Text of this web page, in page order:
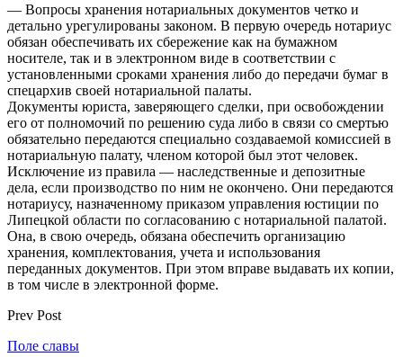
— Вопросы хранения нотариальных документов четко и
детально урегулированы законом. В первую очередь нотариус
обязан обеспечивать их сбережение как на бумажном
носителе, так и в электронном виде в соответствии с
установленными сроками хранения либо до передачи бумаг в
спецархив своей нотариальной палаты.
Документы юриста, заверяющего сделки, при освобождении
его от полномочий по решению суда либо в связи со смертью
обязательно передаются специально создаваемой комиссией в
нотариальную палату, членом которой был этот человек.
Исключение из правила — наследственные и депозитные
дела, если производство по ним не окончено. Они передаются
нотариусу, назначенному приказом управления юстиции по
Липецкой области по согласованию с нотариальной палатой.
Она, в свою очередь, обязана обеспечить организацию
хранения, комплектования, учета и использования
переданных документов. При этом вправе выдавать их копии,
в том числе в электронной форме.
Prev Post
Поле славы